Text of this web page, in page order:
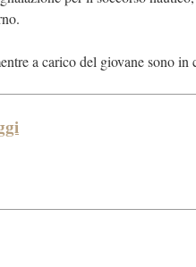
a carico del giovane sono in